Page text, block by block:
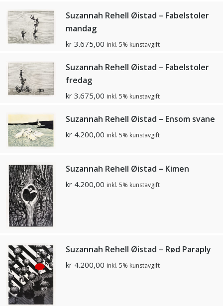
Suzannah Rehell Øistad – Fabelstoler
mandag
kr 3.675,00 inkl. 5% kunstavgift
Suzannah Rehell Øistad – Fabelstoler
fredag
kr 3.675,00 inkl. 5% kunstavgift
Suzannah Rehell Øistad – Ensom svane
kr 4.200,00 inkl. 5% kunstavgift
Suzannah Rehell Øistad – Kimen
kr 4.200,00 inkl. 5% kunstavgift
Suzannah Rehell Øistad – Rød Paraply
kr 4.200,00 inkl. 5% kunstavgift